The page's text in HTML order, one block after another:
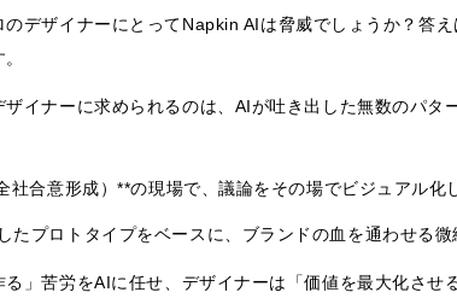
のデザイナーにとってNapkin AIは脅威でしょうか？答
ザイナーに求められるのは、AIが吐き出した無数のパ
社合意形成）**の現場で、議論をその場でビジュアル化
たプロトタイプをベースに、ブランドの血を通わせる微
る」苦労をAIに任せ、デザイナーは「価値を最大化さ